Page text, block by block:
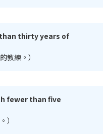
thirty years of
教練。）
fewer than five
）